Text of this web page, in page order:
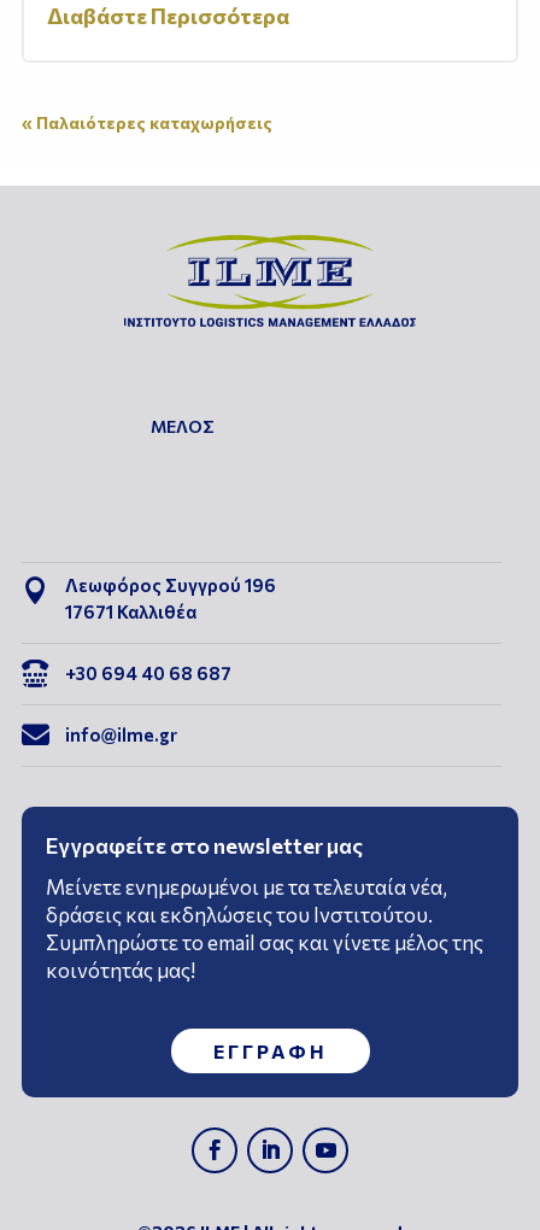
Διαβάστε Περισσότερα
« Παλαιότερες καταχωρήσεις
ΜΕΛΟΣ

Λεωφόρος Συγγρού 196
17671 Καλλιθέα
 +30 694 40 68 687
 info@ilme.gr
Εγγραφείτε στο newsletter μας
Μείνετε ενημερωμένοι με τα τελευταία νέα,
δράσεις και εκδηλώσεις του Ινστιτούτου.
Συμπληρώστε το email σας και γίνετε μέλος της
κοινότητάς μας!
ΕΓΓΡΑΦΗ